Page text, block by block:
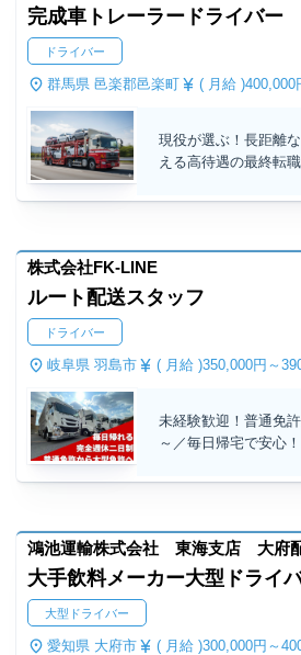
完成車トレーラードライバー
ドライバー
群馬県 邑楽郡邑楽町 ( 月給 )400,000
現役が選ぶ！長距離
える高待遇の最終転職
株式会社FK-LINE
ルート配送スタッフ
ドライバー
岐阜県 羽島市 ( 月給 )350,000円～
未経験歓迎！普通免
～／毎日帰宅で安心！
鴻池運輸株式会社 東海支店 大府
大手飲料メーカー大型ドライ
大型ドライバー
愛知県 大府市 ( 月給 )300,000円～